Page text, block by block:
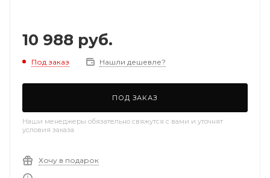
10 988 руб.
Под заказ Нашли дешевле?
ПОД ЗАКАЗ
Наши менеджеры обязательно свяжутся с вами и уточнят
условия заказа
Хочу в подарок